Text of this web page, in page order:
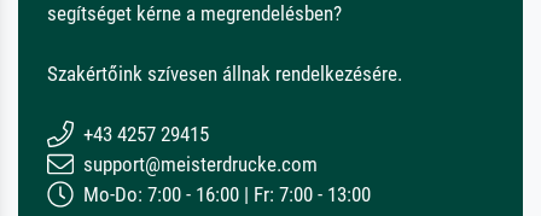
segítséget kérne a megrendelésben?
Szakértőink szívesen állnak rendelkezésére.
+43 4257 29415
support@meisterdrucke.com
Mo-Do: 7:00 - 16:00 | Fr: 7:00 - 13:00